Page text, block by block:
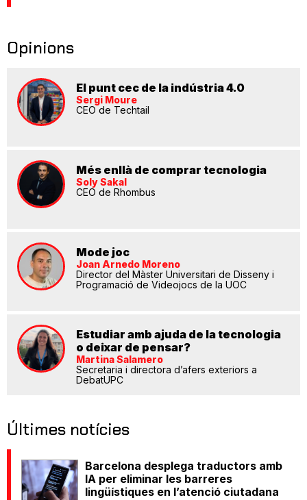
Opinions
El punt cec de la indústria 4.0
Sergi Moure
CEO de Techtail
Més enllà de comprar tecnologia
Soly Sakal
CEO de Rhombus
Mode joc
Joan Arnedo Moreno
Director del Màster Universitari de Disseny i
Programació de Videojocs de la UOC
Estudiar amb ajuda de la tecnologia
o deixar de pensar?
Martina Salamero
Secretaria i directora d’afers exteriors a
DebatUPC
Últimes notícies
Barcelona desplega traductors amb
IA per eliminar les barreres
lingüístiques en l’atenció ciutadana